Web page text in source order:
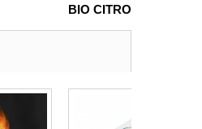
BIO CITRONY...